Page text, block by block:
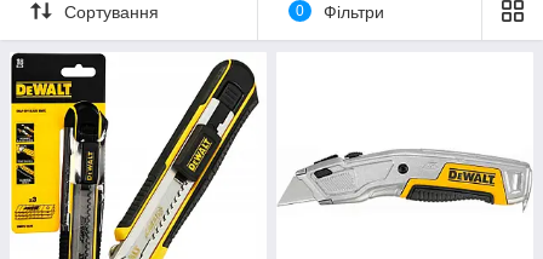
Сортування 0 Фільтри